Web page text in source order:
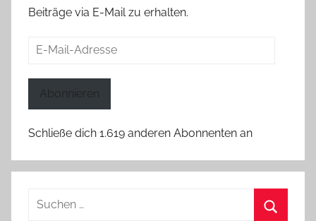
Beiträge via E-Mail zu erhalten.
E-
Abonnieren
Schließe dich 1.619 anderen Abonnenten an
Suchen